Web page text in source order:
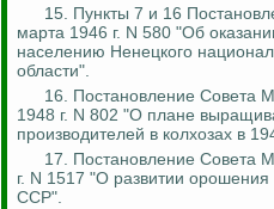
15. Пункты 7 и 16
марта 1946 г. N 580 "Об
населению Ненецкого
области".
16. Постановление Совета
1948 г. N 802 "О плане
производителей в колхозах в
17. Постановление Совета
г. N 1517 "О развитии
ССР".